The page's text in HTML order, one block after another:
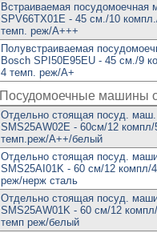
Встраиваемая посудомоечная
SPV66TX01E - 45 см./10
темп. реж/А+++
Полувстраиваемая
Bosch SPI50E95EU - 45 см./9
4 темп. реж/А+
Посудомоечные машины
Отдельно стоящая посуд.
SMS25AW02E - 60см/12 компл/
темп.реж/А++/белый
Отдельно стоящая посуд.
SMS25AI01K - 60 см/12 компл/
реж/нерж сталь
Отдельно стоящая посуд.
SMS25AW01K - 60 см/12
темп реж/белый